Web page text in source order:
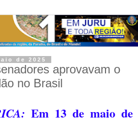
de 2025
aprovavam o
no Brasil
Em 13 de maio de